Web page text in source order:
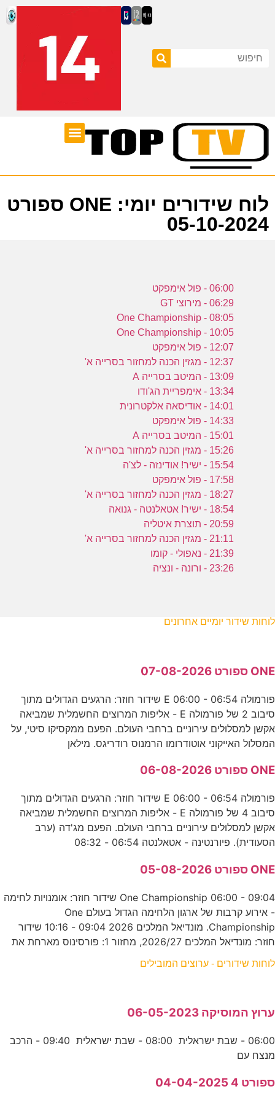
לוח שידורים יומי: ONE ספורט
05-10-2024
06:00 - פול אימפקט
06:29 - מירוצי GT
08:05 - One Championship
10:05 - One Championship
12:07 - פול אימפקט
12:37 - מגזין הכנה למחזור בסרייה א'
13:09 - המיטב בסרייה A
13:34 - אימפריית הג'ודו
14:01 - אודיסאה אלקטרונית
14:33 - פול אימפקט
15:01 - המיטב בסרייה A
15:26 - מגזין הכנה למחזור בסרייה א'
15:54 - ישיר! אודינזה - לצ'ה
17:58 - פול אימפקט
18:27 - מגזין הכנה למחזור בסרייה א'
18:54 - ישיר! אטאלנטה - גנואה
20:59 - תוצרת איטליה
21:11 - מגזין הכנה למחזור בסרייה א'
21:39 - נאפולי - קומו
23:26 - ורונה - ונציה
לוחות שידור יומיים אחרונים
ONE ספורט 07-08-2026
פורמולה E 06:00 - 06:54 שידור חוזר: הרגעים הגדולים מתוך
סיבוב 2 של פורמולה E - אליפות המרוצים החשמלית שמביאה
אקשן למסלולים עירוניים ברחבי העולם. הפעם ממקסיקו סיטי, על
המסלול האייקוני אוטודרומו הרמנוס רודריגס. מילאן
ONE ספורט 06-08-2026
פורמולה E 06:00 - 06:54 שידור חוזר: הרגעים הגדולים מתוך
סיבוב 4 של פורמולה E - אליפות המרוצים החשמלית שמביאה
אקשן למסלולים עירוניים ברחבי העולם. הפעם מג'דה (ערב
הסעודית). פיורנטינה - אטאלנטה 06:54 - 08:32
ONE ספורט 05-08-2026
One Championship 06:00 - 09:04 שידור חוזר: אומנויות לחימה
- אירוע קרבות של ארגון הלחימה הגדול בעולם One
Championship. מונדיאל המלכים 2026 09:04 - 10:16 שידור
חוזר: מונדיאל המלכים 2026/27, מחזור 1: פורסינוס מארחת את
לוחות שידורים - ערוצים המובילים
ערוץ המוסיקה 06-05-2023
06:00 - שבת ישראלית 08:00 - שבת ישראלית 09:40 - הרכב
מנצח עם
ספורט 4 04-04-2025